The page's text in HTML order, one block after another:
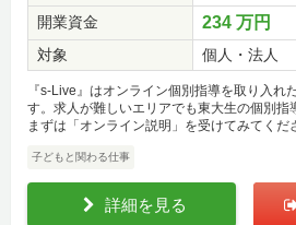
開業資金
234 万円
対象 個人・法人
『s-Live』はオンライン個別指導を取り入れ
す。求人が難しいエリアでも東大生の個別指
まずは「オンライン説明」を受けてみてくだ
子どもと関わる仕事
詳細を見る